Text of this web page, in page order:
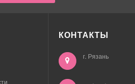
КОНТАКТЫ
г. Рязань